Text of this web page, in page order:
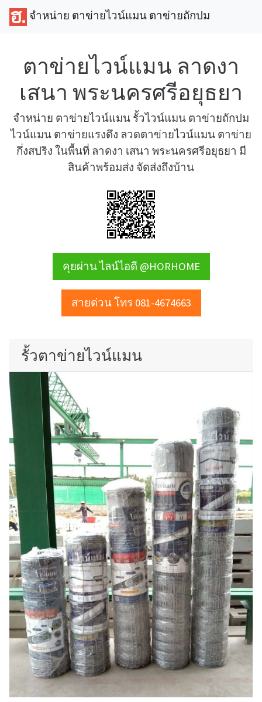
จำหน่าย ตาข่ายไวน์แมน ตาข่ายถักปม
ตาข่ายไวน์แมน ลาดงา
เสนา พระนครศรีอยุธยา
จำหน่าย ตาข่ายไวน์แมน รั้วไวน์แมน ตาข่ายถักปม
ไวน์แมน ตาข่ายแรงดึง ลวดตาข่ายไวน์แมน ตาข่าย
กึ่งสปริง ในพื้นที่ ลาดงา เสนา พระนครศรีอยุธยา มี
สินค้าพร้อมส่ง จัดส่งถึงบ้าน
คุยผ่าน ไลน์ไอดี @HORHOME
สายด่วน โทร 081-4674663
รั้วตาข่ายไวน์แมน